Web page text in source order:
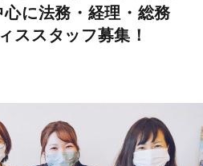
心に法務・経理・総務
ススタッフ募集！